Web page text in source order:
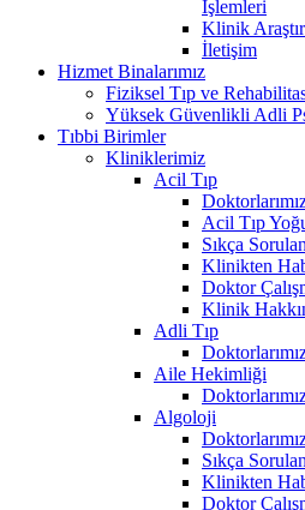
İşlemleri
Klinik
İletişim
Hizmet Binalarımız
Fiziksel Tıp ve
Yüksek Güvenlikli Adli
Tıbbi Birimler
Kliniklerimiz
Acil Tıp
Acil Tıp
Sıkça
Klinikten
Doktor
Klinik
Adli Tıp
Aile Hekimliği
Algoloji
Sıkça
Klinikten
Doktor